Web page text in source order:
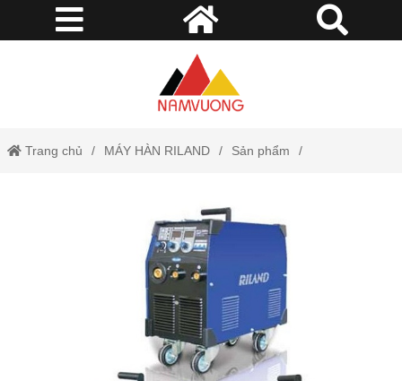
Trang chủ MÁY HÀN RILAND Sản phẩm